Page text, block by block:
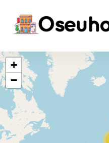
+
−